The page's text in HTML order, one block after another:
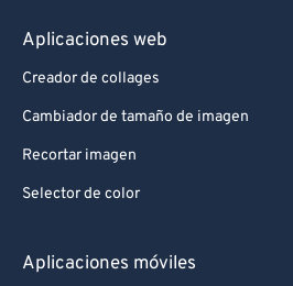
Aplicaciones web
Creador de collages
Cambiador de tamaño de imagen
Recortar imagen
Selector de color
Aplicaciones móviles